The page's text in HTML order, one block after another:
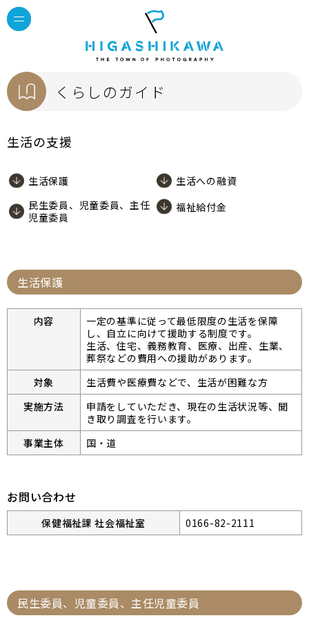
くらしのガイド
生活の支援
生活保護
民生委員、児童委員、主任
児童委員
生活への融資
福祉給付金
生活保護
内容
一定の基準に従って最低限度の生活を保障
し、自立に向けて援助する制度です。
生活、住宅、義務教育、医療、出産、生業、
葬祭などの費用への援助があります。
対象
生活費や医療費などで、生活が困難な方
実施方法
申請をしていただき、現在の生活状況等、聞
き取り調査を行います。
事業主体
国・道
お問い合わせ
保健福祉課 社会福祉室 0166-82-2111
民生委員、児童委員、主任児童委員